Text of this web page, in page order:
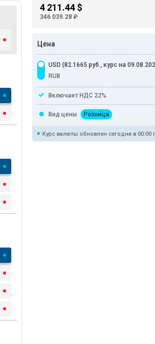
4 211.44 $
346 039.28 ₽
Цена
USD (82.1665 руб., курс на
RUB
Включает НДС 22%
Вид цены Розница
Курс валюты обновлен сегодня в 00:00